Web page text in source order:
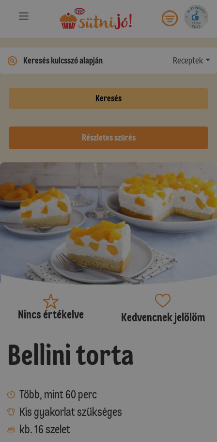
Receptek
Keresés
Részletes szűrés
Nincs értékelve Kedvencnek jelölöm
Bellini torta
Több, mint 60 perc
Kis gyakorlat szükséges
kb. 16 szelet